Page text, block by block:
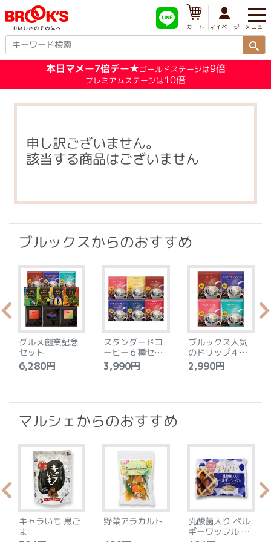
メニュー
マイページ
カート
本日マメー7倍デー★ゴールドステージは9倍
プレミアムステージは10倍
申し訳ございません。
該当する商品はございません
ブルックスからのおすすめ
グルメ創業記念
セット
6,280円
スタンダードコ
ーヒー６種セッ
ト
3,990円
ブルックス人気
のドリップ４種
セット
2,990円
マルシェからのおすすめ
キャラいも 黒ご
ま
野菜アラカルト
乳酸菌入り ベル
ギーワッフル プ